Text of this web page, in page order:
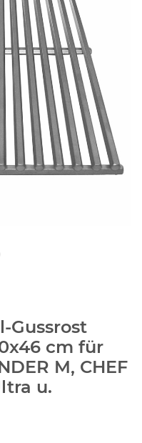
Gussrost
cm für
M, CHEF
u.